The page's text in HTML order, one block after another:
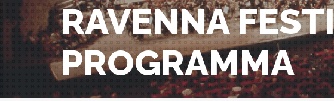
RAVENNA
PROGRAMMA